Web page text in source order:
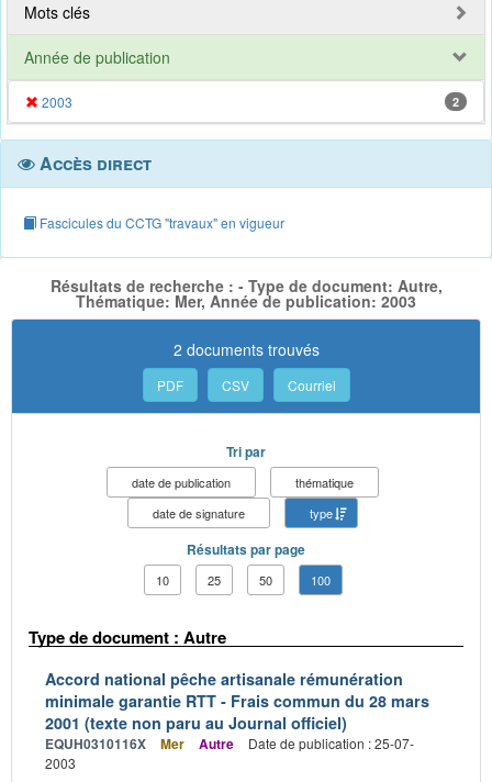
Mots clés
Année de publication
2003 2
Accès direct
Fascicules du CCTG "travaux" en vigueur
Résultats de recherche : - Type de document: Autre,
Thématique: Mer, Année de publication: 2003
2 documents trouvés
PDF CSV Courriel
Tri par
date de publication
thématique
date de signature
type
Résultats par page
10 25 50 100
Type de document : Autre
Accord national pêche artisanale rémunération
minimale garantie RTT - Frais commun du 28 mars
2001 (texte non paru au Journal officiel)
EQUH0310116X Mer Autre
Date de publication : 25-07-
2003